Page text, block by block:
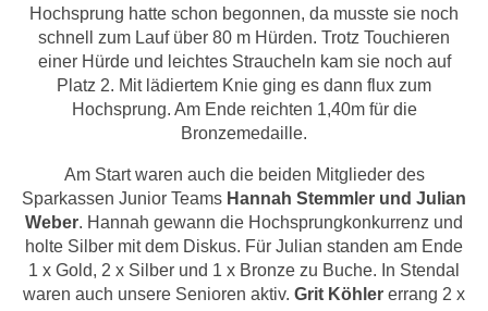
Hochsprung hatte schon begonnen, da musste sie noch
schnell zum Lauf über 80 m Hürden. Trotz Touchieren
einer Hürde und leichtes Straucheln kam sie noch auf
Platz 2. Mit lädiertem Knie ging es dann flux zum
Hochsprung. Am Ende reichten 1,40m für die
Bronzemedaille.
Am Start waren auch die beiden Mitglieder des
Sparkassen Junior Teams Hannah Stemmler und Julian
Weber. Hannah gewann die Hochsprungkonkurrenz und
holte Silber mit dem Diskus. Für Julian standen am Ende
1 x Gold, 2 x Silber und 1 x Bronze zu Buche. In Stendal
waren auch unsere Senioren aktiv. Grit Köhler errang 2 x